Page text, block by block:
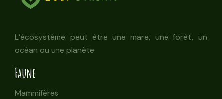
L’écosystème peut être une mare, une forêt, un
océan ou une planète.
Faune
Mammifères